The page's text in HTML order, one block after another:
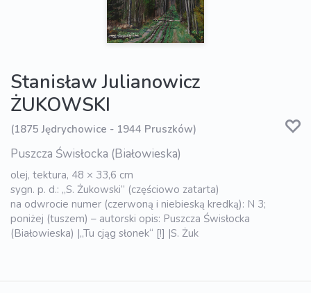
Stanisław Julianowicz
ŻUKOWSKI
(1875 Jędrychowice - 1944 Pruszków)
Puszcza Świsłocka (Białowieska)
olej, tektura, 48 × 33,6 cm
sygn. p. d.: „S. Żukowski” (częściowo zatarta)
na odwrocie numer (czerwoną i niebieską kredką): N 3;
poniżej (tuszem) – autorski opis: Puszcza Świsłocka
(Białowieska) |„Tu cjąg słonek“ [!] |S. Żuk